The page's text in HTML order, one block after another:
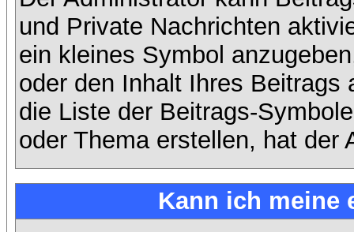
und Private Nachrichten
ein kleines Symbol
oder den Inhalt Ihres
die Liste der Beitrags-
oder Thema erstellen, hat der
Kann ich meine